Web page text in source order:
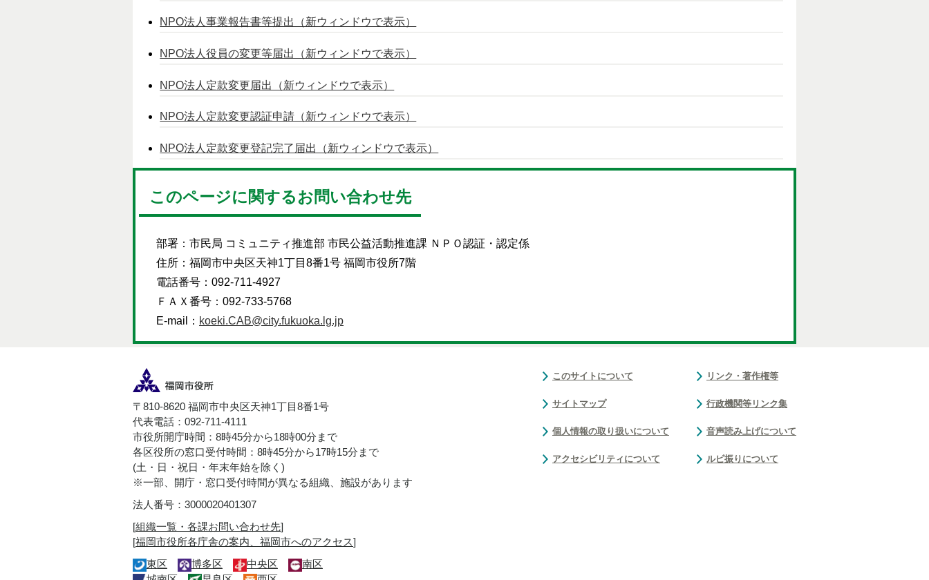
NPO法人事業報告書等提出（新ウィンドウで表示）
NPO法人役員の変更等届出（新ウィンドウで表示）
NPO法人定款変更届出（新ウィンドウで表示）
NPO法人定款変更認証申請（新ウィンドウで表示）
NPO法人定款変更登記完了届出（新ウィンドウで表示）
このページに関するお問い合わせ先
部署：市民局 コミュニティ推進部 市民公益活動推進課 ＮＰＯ認証・認定係
住所：福岡市中央区天神1丁目8番1号 福岡市役所7階
電話番号：092-711-4927
ＦＡＸ番号：092-733-5768
E-mail： koeki.CAB@city.fukuoka.lg.jp
〒810-8620 福岡市中央区天神1丁目8番1号
代表電話：092-711-4111
市役所開庁時間：8時45分から18時00分まで
各区役所の窓口受付時間：8時45分から17時15分まで
(土・日・祝日・年末年始を除く)
※一部、開庁・窓口受付時間が異なる組織、施設があります
法人番号：3000020401307
[組織一覧・各課お問い合わせ先]
[福岡市役所各庁舎の案内、福岡市へのアクセス]
東区
博多区 中央区
南区
このサイトについて
サイトマップ
個人情報の取り扱いについて
アクセシビリティについて
リンク・著作権等
行政機関等リンク集
音声読み上げについて
ルビ振りについて